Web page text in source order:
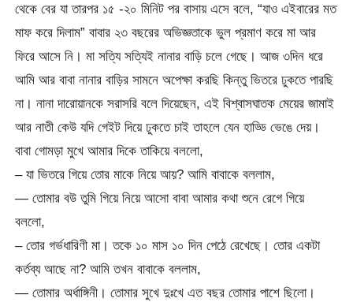
থেকে বের যা তারপর ১৫ -২০ মিনিট পর বাসায় এসে বলে, “যাও এইবারের মত
মাফ করে দিলাম” বাবার ২৩ বছরের অভিজ্ঞতাকে ভুল প্রমাণ করে মা আর
ফিরে আসে নি। মা সত্যি সত্যিই নানার বাড়ি চলে গেছে। আজ ৩দিন ধরে
আমি আর বাবা নানার বাড়ির সামনে অপেক্ষা করছি কিন্তু ভিতরে ঢুকতে পারছি
না। নানা দারোয়ানকে সরাসরি বলে দিয়েছেন, এই বিশ্বাসঘাতক মেয়ের জামাই
আর নাতী কেউ যদি গেইট দিয়ে ঢুকতে চাই তাহলে যেন হাড্ডি ভেঙে দেয়।
বাবা গোমড়া মুখে আমার দিকে তাকিয়ে বললো,
– যা ভিতরে গিয়ে তোর মাকে নিয়ে আয়? আমি বাবাকে বললাম,
— তোমার বউ তুমি গিয়ে নিয়ে আসো বাবা আমার কথা শুনে রেগে গিয়ে
বললো,
– তোর গর্ভধারিণী মা। তকে ১০ মাস ১০ দিন পেঠে রেখেছে। তোর একটা
কর্তব্য আছে না? আমি তখন বাবাকে বললাম,
— তোমার অর্ধাঙ্গিনী। তোমার সুখে দুঃখে এত বছর তোমার পাশে ছিলো।